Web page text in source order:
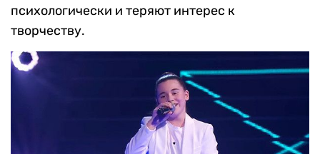
психологически и теряют интерес к
творчеству.